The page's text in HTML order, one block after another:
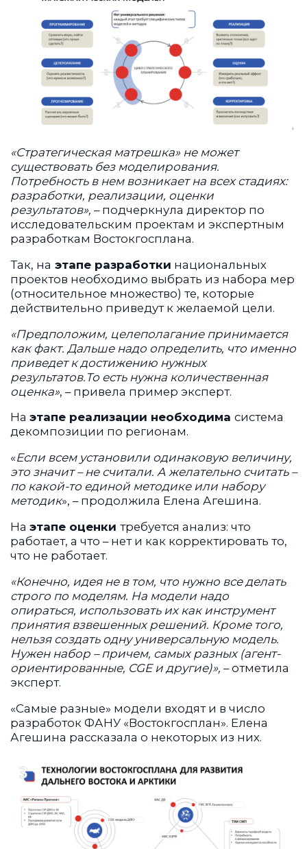
«Стратегическая матрешка» не может
существовать без моделирования.
Потребность в нем возникает на всех стадиях:
разработки, реализации, оценки
результатов», – подчеркнула директор по
исследовательским проектам и экспертным
разработкам Востокгосплана.
Так, на этапе разработки национальных
проектов необходимо выбрать из набора мер
(относительное множество) те, которые
действительно приведут к желаемой цели.
«Предположим, целеполагание принимается
как факт. Дальше надо определить, что именно
приведет к достижению нужных
результатов.То есть нужна количественная
оценка», – привела пример эксперт.
На этапе реализации необходима система
декомпозиции по регионам.
«Если всем установили одинаковую величину,
это значит – не считали. А желательно считать –
по какой-то единой методике или набору
методик», – продолжила Елена Агешина.
На этапе оценки требуется анализ: что
работает, а что – нет и как корректировать то,
что не работает.
«Конечно, идея не в том, что нужно все делать
строго по моделям. На модели надо
опираться, использовать их как инструмент
принятия взвешенных решений. Кроме того,
нельзя создать одну универсальную модель.
Нужен набор – причем, самых разных (агент-
ориентированные, CGE и другие)», – отметила
эксперт.
«Самые разные» модели входят и в число
разработок ФАНУ «Востокгосплан». Елена
Агешина рассказала о некоторых из них.